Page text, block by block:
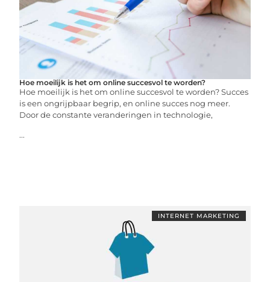
Hoe moeilijk is het om online succesvol te worden?
Hoe moeilijk is het om online succesvol te worden? Succes
is een ongrijpbaar begrip, en online succes nog meer.
Door de constante veranderingen in technologie,
...
INTERNET MARKETING